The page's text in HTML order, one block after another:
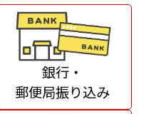
銀行・
郵便局振り込み